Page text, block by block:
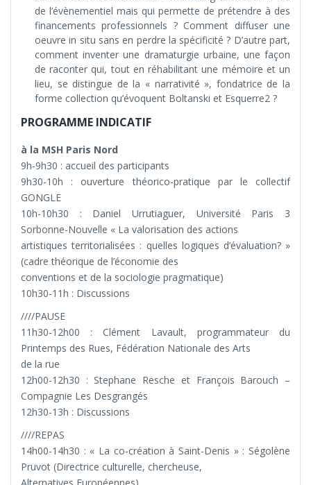
de l’évènementiel mais qui permette de prétendre à des
financements professionnels ? Comment diffuser une
oeuvre in situ sans en perdre la spécificité ? D’autre part,
comment inventer une dramaturgie urbaine, une façon
de raconter qui, tout en réhabilitant une mémoire et un
lieu, se distingue de la « narrativité », fondatrice de la
forme collection qu’évoquent Boltanski et Esquerre2 ?
PROGRAMME INDICATIF
à la MSH Paris Nord
9h-9h30 : accueil des participants
9h30-10h : ouverture théorico-pratique par le collectif
GONGLE
10h-10h30 : Daniel Urrutiaguer, Université Paris 3
Sorbonne-Nouvelle « La valorisation des actions
artistiques territorialisées : quelles logiques d’évaluation? »
(cadre théorique de l’économie des
conventions et de la sociologie pragmatique)
10h30-11h : Discussions
////PAUSE
11h30-12h00 : Clément Lavault, programmateur du
Printemps des Rues, Fédération Nationale des Arts
de la rue
12h00-12h30 : Stephane Resche et François Barouch –
Compagnie Les Desgrangés
12h30-13h : Discussions
////REPAS
14h00-14h30 : « La co-création à Saint-Denis » : Ségolène
Pruvot (Directrice culturelle, chercheuse,